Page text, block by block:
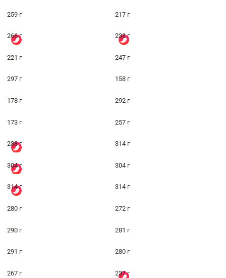
259 г 217 г
266 г 238 г
221 г 247 г
297 г 158 г
178 г 292 г
173 г 257 г
238 г 314 г
304 г 304 г
314 г 314 г
280 г 272 г
290 г 281 г
291 г 280 г
267 г 237 г